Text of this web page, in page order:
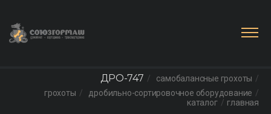
главная
каталог
дробильно-сортировочное оборудование
грохоты
самобалансные грохоты
ДРО-747